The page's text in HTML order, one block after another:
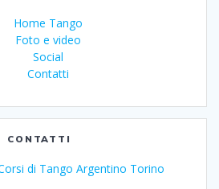
Home Tango
Foto e video
Social
Contatti
CONTATTI
di Tango Argentino Torino